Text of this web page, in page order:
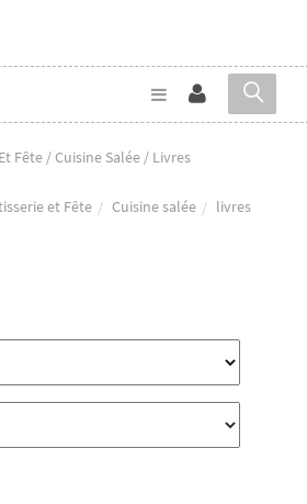
Fête / Cuisine Salée / Livres
et Fête Cuisine salée livres